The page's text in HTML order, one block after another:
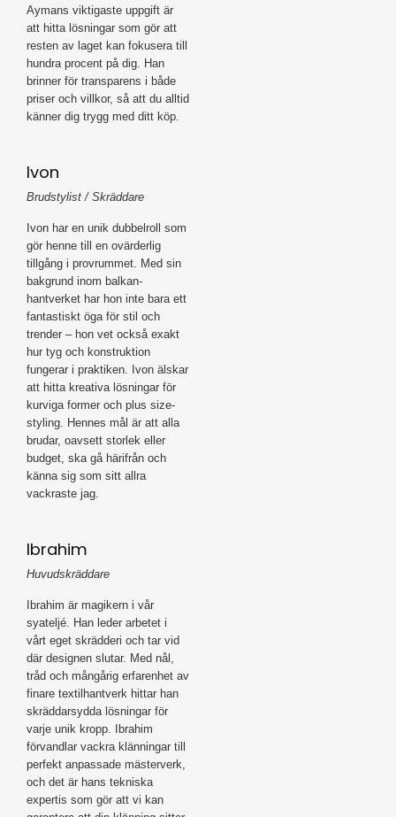
Aymans viktigaste uppgift är
att hitta lösningar som gör att
resten av laget kan fokusera till
hundra procent på dig. Han
brinner för transparens i både
priser och villkor, så att du alltid
känner dig trygg med ditt köp.
Ivon
Brudstylist / Skräddare
Ivon har en unik dubbelroll som
gör henne till en ovärderlig
tillgång i provrummet. Med sin
bakgrund inom balkan-
hantverket har hon inte bara ett
fantastiskt öga för stil och
trender – hon vet också exakt
hur tyg och konstruktion
fungerar i praktiken. Ivon älskar
att hitta kreativa lösningar för
kurviga former och plus size-
styling. Hennes mål är att alla
brudar, oavsett storlek eller
budget, ska gå härifrån och
känna sig som sitt allra
vackraste jag.
Ibrahim
Huvudskräddare
Ibrahim är magikern i vår
syateljé. Han leder arbetet i
vårt eget skrädderi och tar vid
där designen slutar. Med nål,
tråd och mångårig erfarenhet av
finare textilhantverk hittar han
skräddarsydda lösningar för
varje unik kropp. Ibrahim
förvandlar vackra klänningar till
perfekt anpassade mästerverk,
och det är hans tekniska
expertis som gör att vi kan